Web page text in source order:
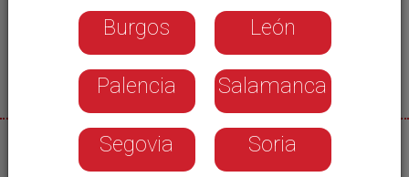
03/11/2025
Burgos León
Palencia Salamanca
Segovia Soria